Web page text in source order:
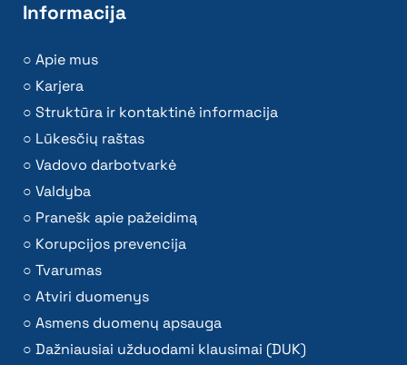
Informacija
Apie mus
Karjera
Struktūra ir kontaktinė informacija
Lūkesčių raštas
Vadovo darbotvarkė
Valdyba
Pranešk apie pažeidimą
Korupcijos prevencija
Tvarumas
Atviri duomenys
Asmens duomenų apsauga
Dažniausiai užduodami klausimai (DUK)